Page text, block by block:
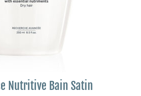
Nutritive Bain Satin